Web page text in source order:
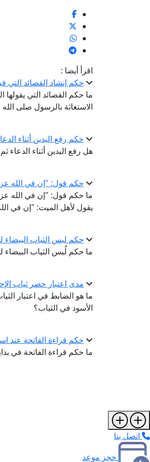
اقرأ أيضا :
حكم إنشاد القصائد التي
ما حكم القصائد التي
الاستغاثة بالرسول صلى
حكم رفع اليدين أثناء
هل رفع اليدين أثناء الدعاء
حكم قول: "إن في الله
ما حكم قول: "إن في الله
يقول لأهل الميت: "إن في
حكم لبس الثياب البيضاء
ما حكم لُبس الثياب البيضاء
مدى اعتبار حصر ثياب
ما هو الضابط في اعتبار
الأسود في الثياب؟
حكم قراءة الفاتحة عند
ما حكم قراءة الفاتحة في
اتصل بنا
حجز موعد